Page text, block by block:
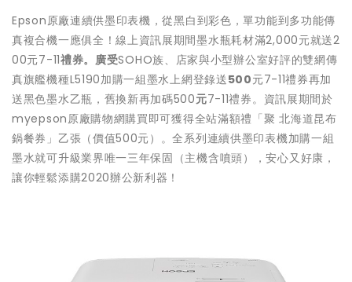
Epson原廠連續供墨印表機，從黑白到彩色，單功能到多功能傳
真複合機一應俱全！線上資訊展期間墨水瓶耗材滿2,000元就送2
00元7-11禮券。廣受SOHO族、店家與小型辦公室好評的雙網傳
真旗艦機種L5190加購一組墨水上網登錄送500元7-11禮券再加
送黑色墨水乙瓶，舊換新再加碼500元7-11禮券。資訊展期間於
myepson原廠購物網購買即可獲得全站滿額禮「聚 北海道昆布
鍋餐券」乙張（價值500元）。全系列連續供墨印表機加購一組
墨水就可升級業界唯一三年保固（主機含噴頭），安心又好康，
讓你輕鬆添購2020辦公新利器！